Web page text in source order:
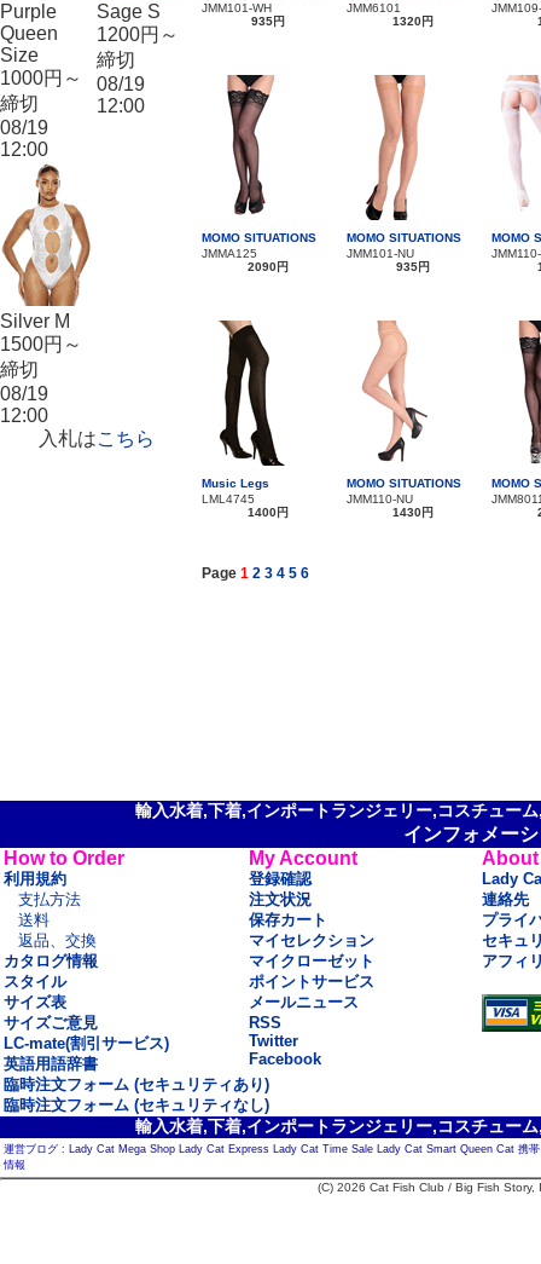
Purple
Queen
Size
1000円～
締切
08/19
12:00
Sage S
1200円～
締切
08/19
12:00
Silver M
1500円～
締切
08/19
12:00
入札はこちら
JMM101-WH
935円
JMM6101
1320円
MOMO SITUATIONS
JMMA125
2090円
MOMO SITUATIONS
JMM101-NU
935円
MOMO
Music Legs
LML4745
1400円
MOMO SITUATIONS
JMM110-NU
1430円
MOMO
Page 1 2 3 4 5 6
輸入水着,下着,インポートランジェリー,コスチュー
インフォメー
How to Order
利用規約
支払方法
送料
返品、交換
カタログ情報
スタイル
サイズ表
サイズご意見
LC-mate(割引サービス)
英語用語辞書
My Account
登録確認
注文状況
保存カート
マイセレクション
マイクローゼット
ポイントサービス
メールニュース
RSS
Twitter
Facebook
About
Lady
連絡先
プライ
セキュ
アフィ
臨時注文フォーム (セキュリティあり)
臨時注文フォーム (セキュリティなし)
輸入水着,下着,インポートランジェリー,コスチュー
運営ブログ : Lady Cat Mega Shop Lady Cat Express Lady Cat Time Sale Lady Cat Smart Queen Cat 携
情報
(C) 2026 Cat Fish Club / Big Fish Story,